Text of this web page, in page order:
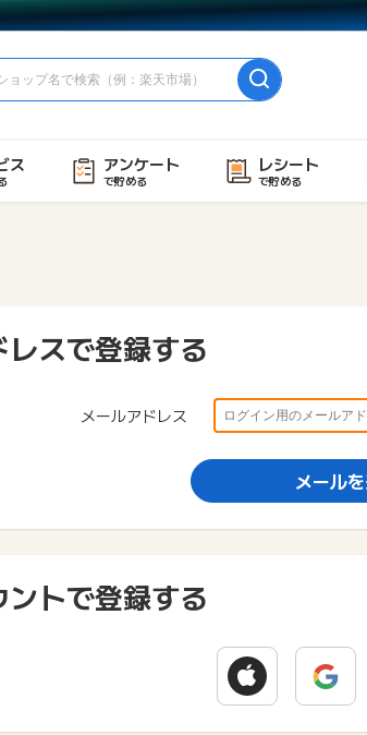
ス アンケート
で貯める
レシート
で貯める
スで登録する
メールアドレス
メール
トで登録する